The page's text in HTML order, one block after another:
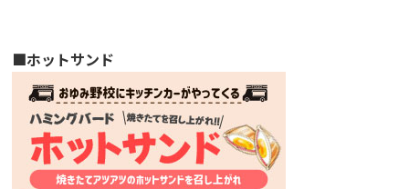
■ホットサンド